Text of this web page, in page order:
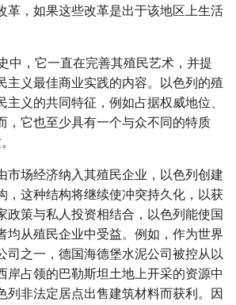
革，如果这些改革是出于该地区上生活
中，它一直在完善其殖民艺术，并提
主义最佳商业实践的内容。以色列的殖
主义的共同特征，例如占据权威地位、
，它也至少具有一个与众不同的特质
市场经济纳入其殖民企业，以色列创建
，这种结构将继续使冲突持久化，以获
政策与私人投资相结合，以色列能使国
均从殖民企业中受益。例如，作为世界
司之一，德国海德堡水泥公司被控从以
岸占领的巴勒斯坦土地上开采的资源中
列非法定居点出售建筑材料而获利。因